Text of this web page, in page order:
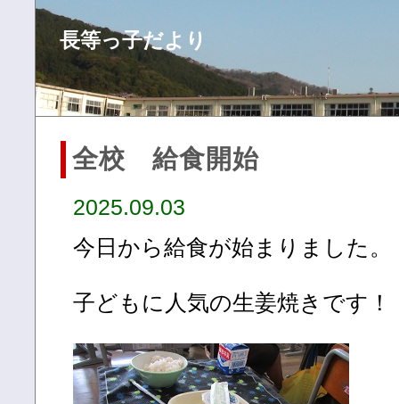
長等っ子だより
全校 給食開始
2025.09.03
今日から給食が始まりました。
子どもに人気の生姜焼きです！